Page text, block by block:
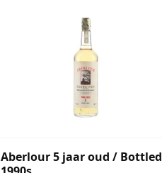
Aberlour 5 jaar oud / Bottled